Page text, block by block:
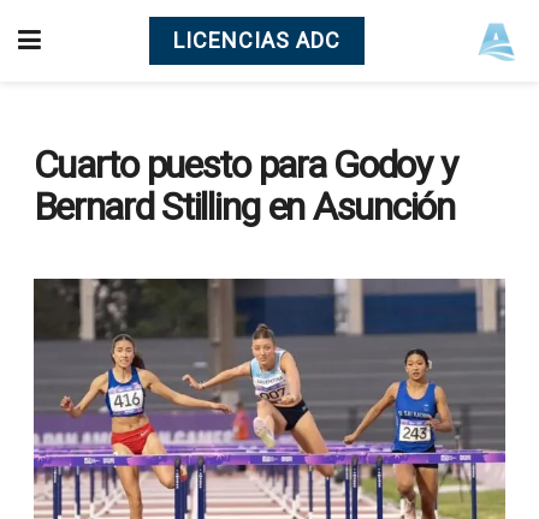
LICENCIAS ADC
Cuarto puesto para Godoy y
Bernard Stilling en Asunción